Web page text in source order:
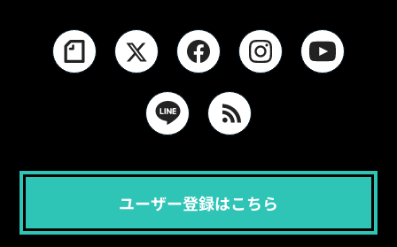
ユーザー登録はこちら